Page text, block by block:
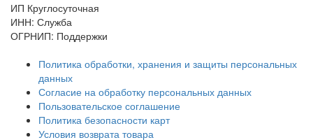
ИП Круглосуточная
ИНН: Служба
ОГРНИП: Поддержки
Политика обработки, хранения и защиты персональных
данных
Согласие на обработку персональных данных
Пользовательское соглашение
Политика безопасности карт
Условия возврата товара